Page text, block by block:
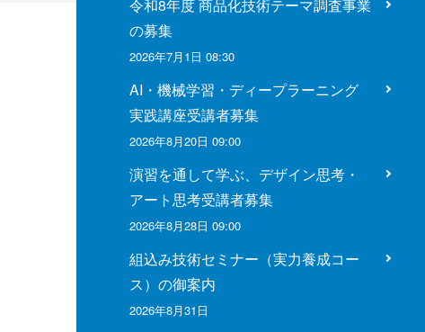
令和8年度 商品化技術テーマ調査事業
の募集
2026年7月1日 08:30
AI・機械学習・ディープラーニング
実践講座受講者募集
2026年8月20日 09:00
演習を通して学ぶ、デザイン思考・
アート思考受講者募集
2026年8月28日 09:00
組込み技術セミナー（実力養成コー
ス）の御案内
2026年8月31日